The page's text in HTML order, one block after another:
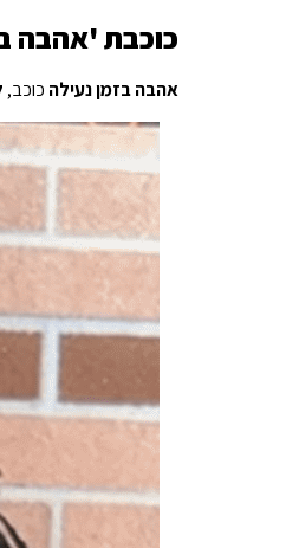
כוכבת 'אהבה
אהבה בזמן נעילה כוכב,